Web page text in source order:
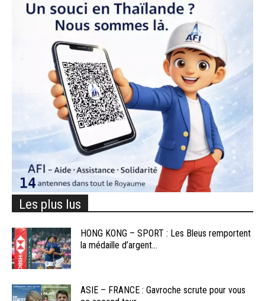
Les plus lus
HONG KONG – SPORT : Les Bleus remportent
la médaille d’argent...
ASIE – FRANCE : Gavroche scrute pour vous